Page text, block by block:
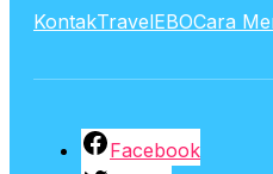
KontakTravelEBOCara
Facebook